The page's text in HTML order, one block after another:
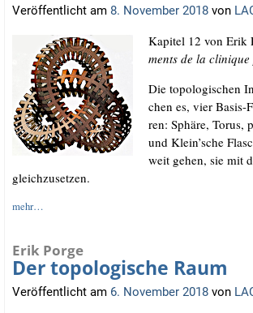
Veröffentlicht am 8. November 2018 von
Kapi­tel 12 von Erik
ments de la
Die topo­lo­gi­schen
chen es, vier
ren: Sphä­re, Torus,
und Klein’sche
weit gehen, sie mit
gleichzusetzen.
mehr…
Erik Porge
Der topologische Raum
Veröffentlicht am 6. November 2018 von